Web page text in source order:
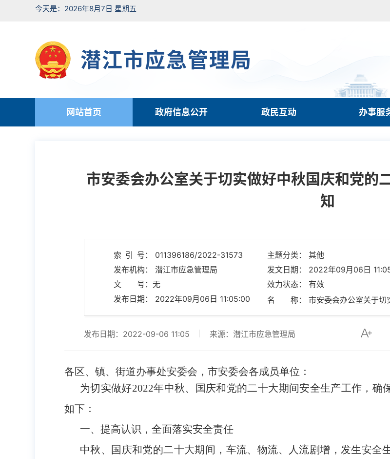
今天是：2026年8月7日 星期五
潜江市应急管理局
网站首页 政府信息公开 政民互动 办事服
市安委会办公室关于切实做好中秋国庆和党的
知
索 引 号： 011396186/2022-31573
主题分类： 其他
发布机构： 潜江市应急管理局
发文日期： 2022年09月06日
文 号：无
效力状态： 有效
发布日期： 2022年09月06日 11:05:00
发布日期：2022-09-06 11:05 来源：潜江市应急管理局
各区、镇、 街道办事处安委会，市安委会各成员单位：
为切实做好2022年中秋、国庆和党的二十大期间安全生产工作，确
如下：
一、 提高认识，全面落实安全责任
中秋、国庆和党的二十大期间，车流、物流、人流剧增，发生安全